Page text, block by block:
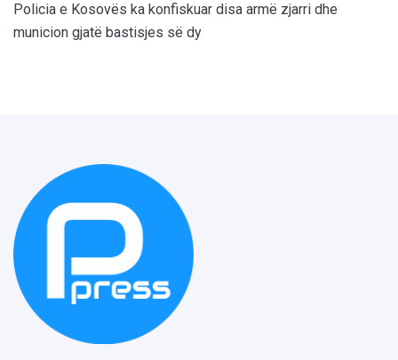
Policia e Kosovës ka konfiskuar disa armë zjarri dhe
municion gjatë bastisjes së dy